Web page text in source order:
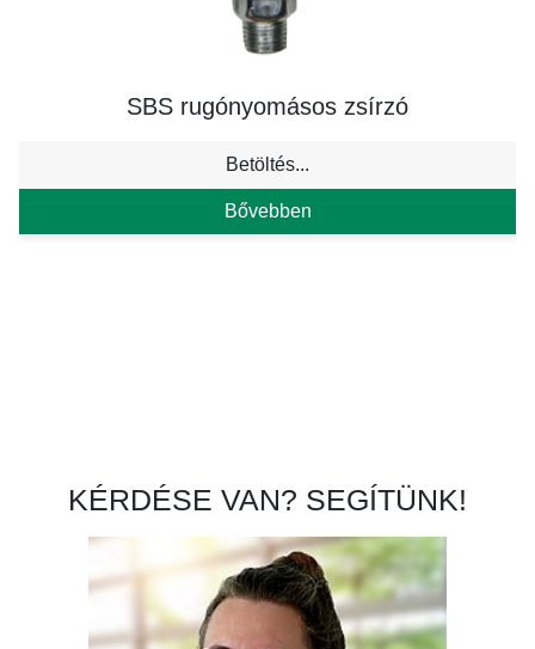
SBS rugónyomásos zsírzó
Betöltés...
Bővebben
KÉRDÉSE VAN? SEGÍTÜNK!